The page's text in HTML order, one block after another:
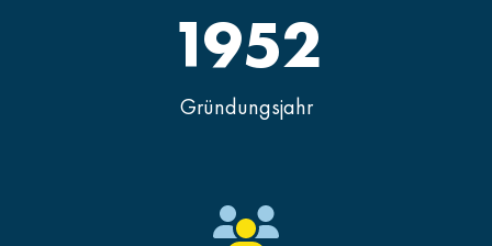
Gründungsjahr
1952